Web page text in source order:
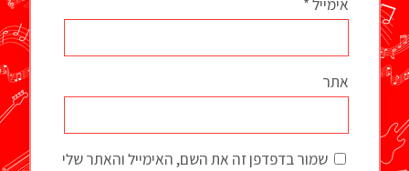
אימייל*
אתר
שמור בדפדפן זה את השם, האימייל והאתר שלי